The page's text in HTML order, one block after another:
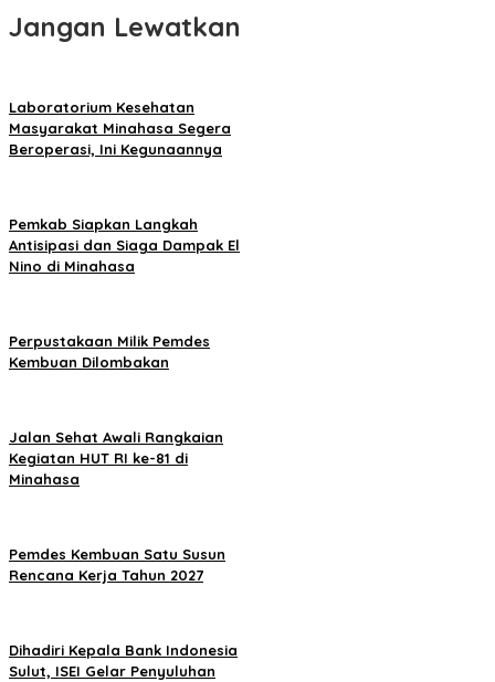
Jangan Lewatkan
Laboratorium Kesehatan
Masyarakat Minahasa Segera
Beroperasi, Ini Kegunaannya
Pemkab Siapkan Langkah
Antisipasi dan Siaga Dampak El
Nino di Minahasa
Perpustakaan Milik Pemdes
Kembuan Dilombakan
Jalan Sehat Awali Rangkaian
Kegiatan HUT RI ke-81 di
Minahasa
Pemdes Kembuan Satu Susun
Rencana Kerja Tahun 2027
Dihadiri Kepala Bank Indonesia
Sulut, ISEI Gelar Penyuluhan